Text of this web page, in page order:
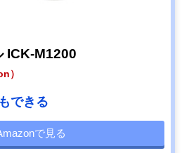
ICK-M1200
）
できる
で見る